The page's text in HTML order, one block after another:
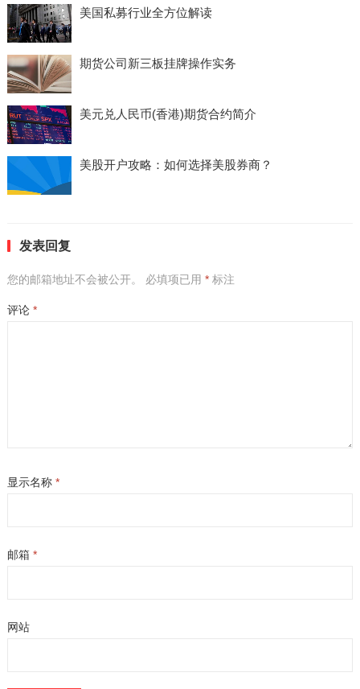
美国私募行业全方位解读
期货公司新三板挂牌操作实务
美元兑人民币(香港)期货合约简介
美股开户攻略：如何选择美股券商？
发表回复
您的邮箱地址不会被公开。 必填项已用 *标注
评论 *
显示名称 *
邮箱 *
网站